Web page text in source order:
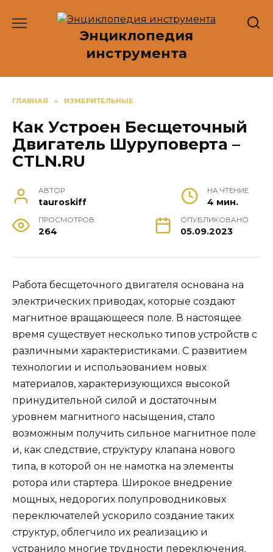
Энциклопедия
инструмента
ГЛАВНАЯ » ИЗМЕРИТЕЛЬНЫЕ
Как Устроен Бесщеточный
Двигатель Шуруповерта –
CTLN.RU
АВТОР
tauroskiff
НА ЧТЕНИЕ
4 мин.
ПРОСМОТРОВ
264
ОПУБЛИКОВАНО
05.09.2023
Работа бесщеточного двигателя основана на
электрических приводах, которые создают
магнитное вращающееся поле. В настоящее
время существует несколько типов устройств с
различными характеристиками. С развитием
технологии и использованием новых
материалов, характеризующихся высокой
принудительной силой и достаточным
уровнем магнитного насыщения, стало
возможным получить сильное магнитное поле
и, как следствие, структуру клапана нового
типа, в которой он не намотка на элементы
ротора или стартера. Широкое внедрение
мощных, недорогих полупроводниковых
переключателей ускорило создание таких
структур, облегчило их реализацию и
устранило многие трудности переключения.